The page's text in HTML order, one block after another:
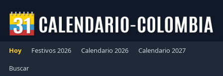
Hoy Festivos 2026 Calendario 2026
Calendario 2027
Buscar